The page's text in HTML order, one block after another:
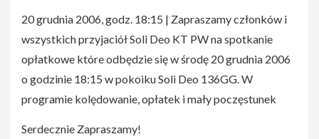
20 grudnia 2006, godz. 18:15 | Zapraszamy członków i
wszystkich przyjaciół Soli Deo KT PW na spotkanie
opłatkowe które odbędzie się w środę 20 grudnia 2006
o godzinie 18:15 w pokoiku Soli Deo 136GG. W
programie kolędowanie, opłatek i mały poczęstunek
Serdecznie Zapraszamy!